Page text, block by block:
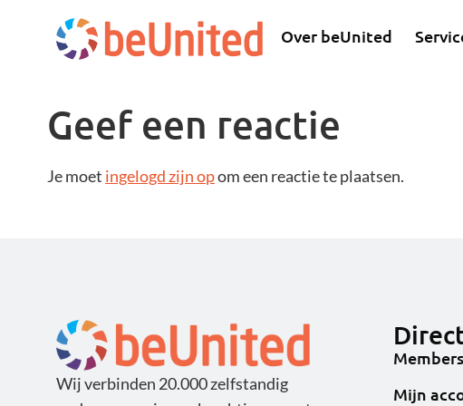
Over beUnited
Geef een reactie
Je moet ingelogd zijn opom een reactie te plaatsen.
Wij verbinden 20.000 zelfstandig
Mijn